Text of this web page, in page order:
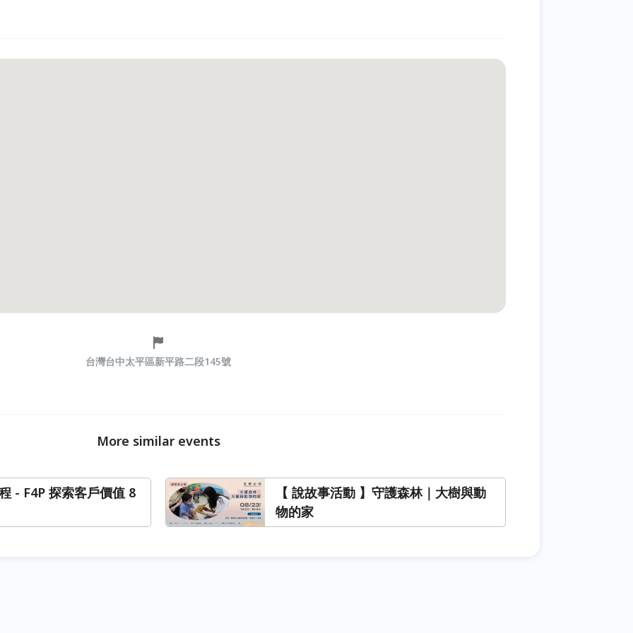
台灣台中太平區新平路二段145號
More similar events
- F4P 探索客戶價值 8
【 說故事活動 】守護森林｜大樹與動
物的家